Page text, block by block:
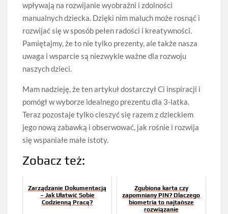
wpływają na rozwijanie wyobraźni i zdolności
manualnych dziecka. Dzięki nim maluch może rosnąć i
rozwijać się w sposób pełen radości i kreatywności.
Pamiętajmy, że to nie tylko prezenty, ale także nasza
uwaga i wsparcie są niezwykle ważne dla rozwoju
naszych dzieci.
Mam nadzieję, że ten artykuł dostarczył Ci inspiracji i
pomógł w wyborze idealnego prezentu dla 3-latka.
Teraz pozostaje tylko cieszyć się razem z dzieckiem
jego nową zabawką i obserwować, jak rośnie i rozwija
się wspaniałe małe istoty.
Zobacz też:
Zarządzanie Dokumentacją
– Jak Ułatwić Sobie
Codzienną Pracę?
Zgubiona karta czy
zapomniany PIN? Dlaczego
biometria to najtańsze
rozwiązanie